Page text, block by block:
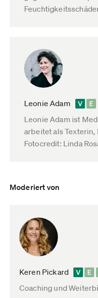
Leonie Adam
Leonie Adam ist
arbeitet als
Fotocredit: Linda
Moderiert von
Keren Pickard
Coaching und